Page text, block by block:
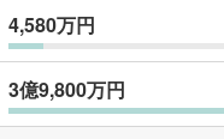
4,580万円
3億9,800万円